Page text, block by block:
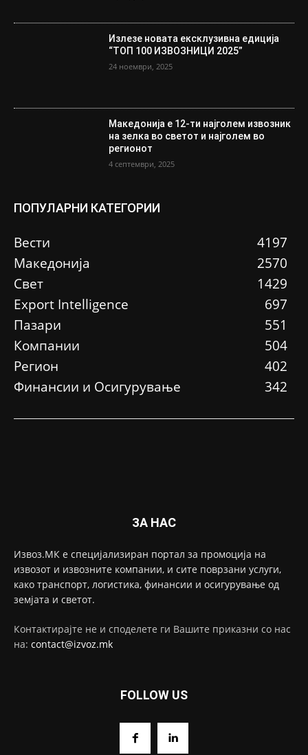
Излезе новата ексклузивна едиција
“ТОП 100 ИЗВОЗНИЦИ 2025”
24 ноември, 2025
Македонија е 12-ти најголем извозник
на зелка во светот и најголем во
регионот
4 септември, 2025
ПОПУЛАРНИ КАТЕГОРИИ
Вести
4197
Македонија
2570
Свет
1429
Еxport Intelligence
697
Пазари
551
Компании
504
Регион
402
Финансии и Осигурување
342
ЗА НАС
Извоз.МК е специјализиран портал за промоција на
извозот и извозните компании, и сите поврзани услуги,
како транспорт, логистика, финансии и осигурување од
земјата и светот.
Контактирајте не и споделете ги Вашите приказни со нас
на: contact@izvoz.mk
FOLLOW US